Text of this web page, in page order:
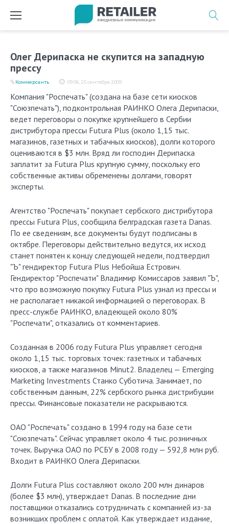
Олег Дерипаска не скупится на западную
прессу
09:06, 25 сентября 2009
Коммерсантъ
Компания "Роспечать" (создана на базе сети киосков
"Союзпечать"), подконтрольная РАИНКО Олега Дерипаски,
ведет переговоры о покупке крупнейшего в Сербии
дистрибутора прессы Futura Plus (около 1,15 тыс.
магазинов, газетных и табачных киосков), долги которого
оцениваются в $3 млн. Вряд ли господин Дерипаска
заплатит за Futura Plus крупную сумму, поскольку его
собственные активы обременены долгами, говорят
эксперты.
Агентство "Роспечать" покупает сербского дистрибутора
прессы Futura Plus, сообщила белградская газета Danas.
По ее сведениям, все документы будут подписаны в
октябре. Переговоры действительно ведутся, их исход
станет понятен к концу следующей недели, подтвердил
"Ъ" гендиректор Futura Plus Небойша Естрович.
Гендиректор "Роспечати" Владимир Комиссаров заявил "Ъ",
что про возможную покупку Futura Plus узнал из прессы и
не располагает никакой информацией о переговорах. В
пресс-службе РАИНКО, владеющей около 80%
"Роспечати", отказались от комментариев.
Созданная в 2006 году Futura Plus управляет сегодня
около 1,15 тыс. торговых точек: газетных и табачных
киосков, а также магазинов Minut2. Владелец — Emerging
Marketing Investments Станко Суботича. Занимает, по
собственным данным, 22% сербского рынка дистрибуции
прессы. Финансовые показатели не раскрываются.
ОАО "Роспечать" создано в 1994 году на базе сети
"Союзпечать". Сейчас управляет около 4 тыс. розничных
точек. Выручка ОАО по РСБУ в 2008 году — 592,8 млн руб.
Входит в РАИНКО Олега Дерипаски.
Долги Futura Plus составляют около 200 млн динаров
(более $3 млн), утверждает Danas. В последние дни
поставщики отказались сотрудничать с компанией из-за
возникших проблем с оплатой. Как утверждает издание,